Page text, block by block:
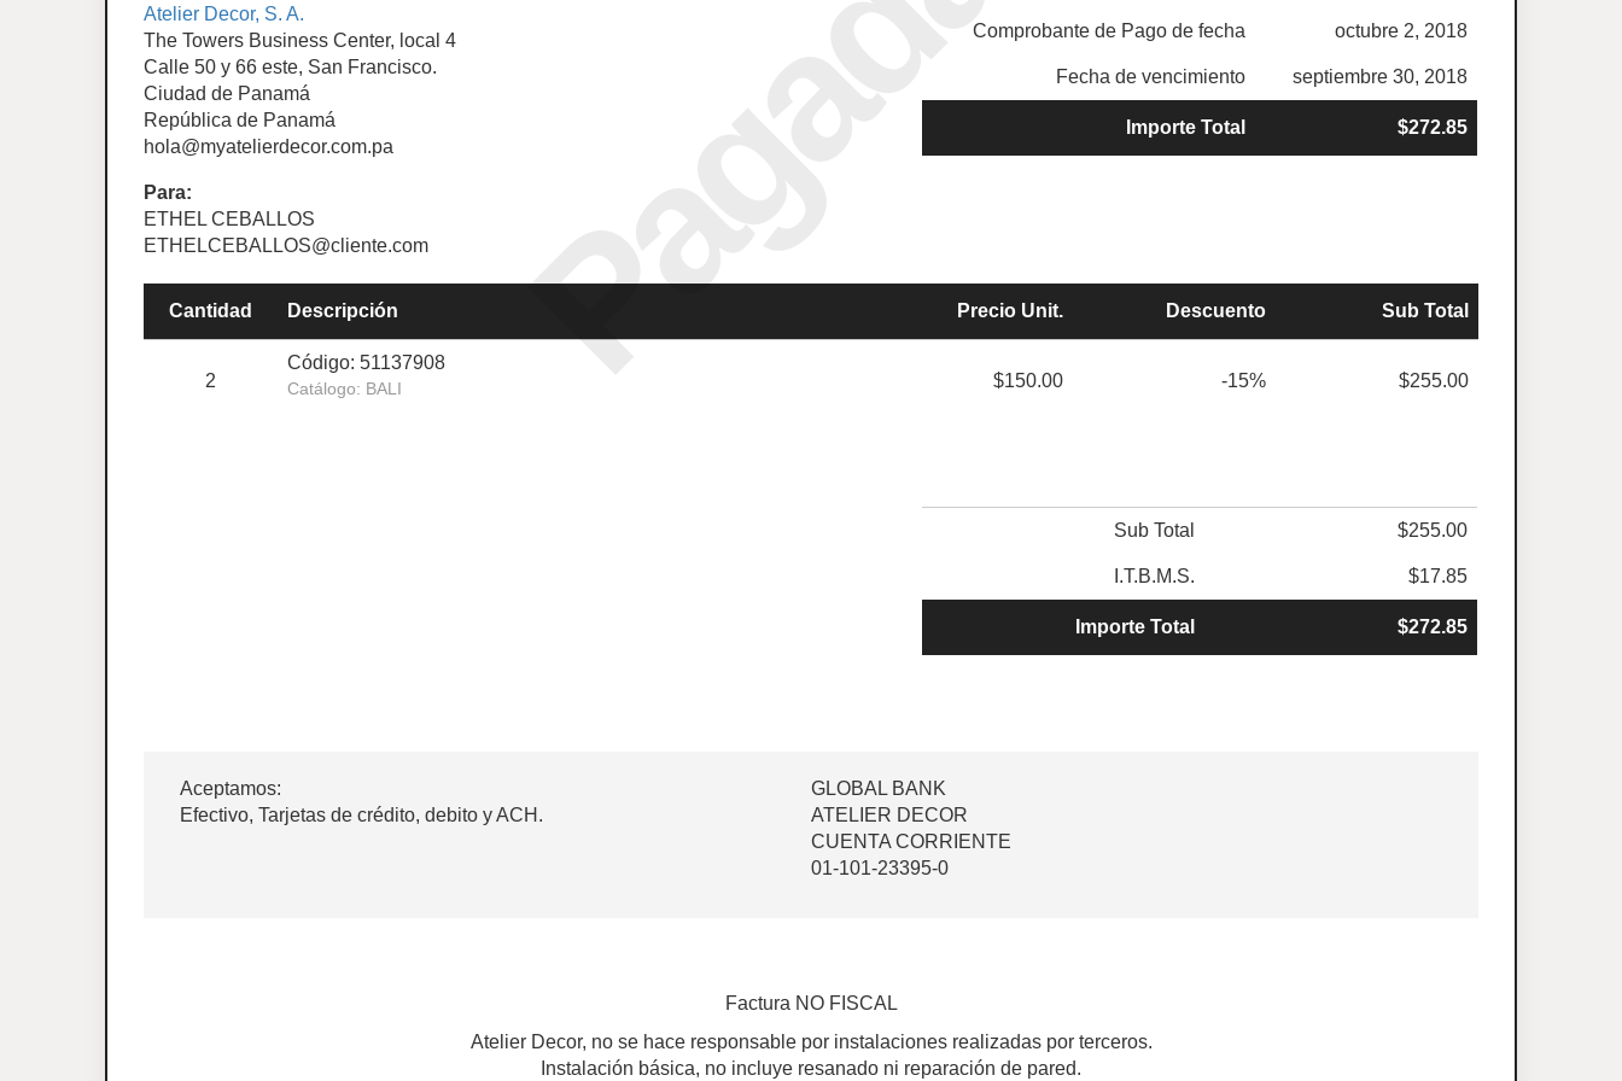
Pagada
Atelier Decor, S. A.
The Towers Business Center, local 4
Calle 50 y 66 este, San Francisco.
Ciudad de Panamá
República de Panamá
hola@myatelierdecor.com.pa
Comprobante de Pago de fecha octubre 2, 2018
Fecha de vencimiento septiembre 30, 2018
Importe Total $272.85
Para:
ETHEL CEBALLOS
ETHELCEBALLOS@cliente.com
Cantidad Descripción Precio Unit. Descuento Sub Total
2
Código: 51137908
Catálogo: BALI $150.00 -15% $255.00
Sub Total $255.00
I.T.B.M.S. $17.85
Importe Total $272.85
Aceptamos:
Efectivo, Tarjetas de crédito, debito y ACH.
GLOBAL BANK
ATELIER DECOR
CUENTA CORRIENTE
01-101-23395-0
Factura NO FISCAL
Atelier Decor, no se hace responsable por instalaciones realizadas por terceros.
Instalación básica, no incluye resanado ni reparación de pared.